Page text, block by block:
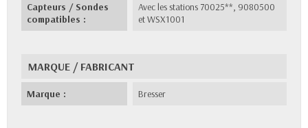
Capteurs / Sondes
compatibles :
Avec les stations 70025**, 9080500
et WSX1001
MARQUE / FABRICANT
Marque : Bresser